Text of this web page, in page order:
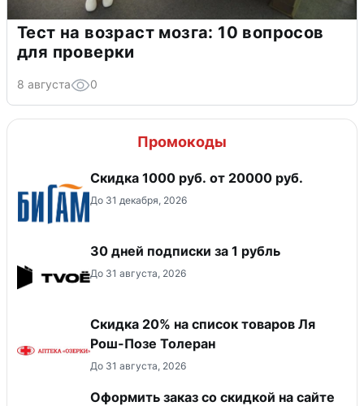
Тест на возраст мозга: 10 вопросов
для проверки
8 августа 0
Промокоды
​Скидка 1000 руб. от 20000 руб.
До 31 декабря, 2026
30 дней подписки за 1 рубль
До 31 августа, 2026
Скидка 20% на список товаров Ля
Рош-Позе Толеран
До 31 августа, 2026
Оформить заказ со скидкой на сайте